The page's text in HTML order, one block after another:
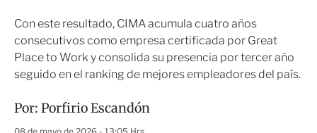
Con este resultado, CIMA acumula cuatro años
consecutivos como empresa certificada por Great
Place to Work y consolida su presencia por tercer año
seguido en el ranking de mejores empleadores del país.
Por: Porfirio Escandón